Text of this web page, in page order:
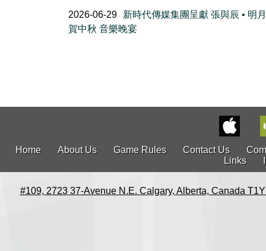
2026-06-29
新時代傳媒集團呈獻 張與辰 • 明
賀中秋 音樂晚宴
Home About Us Game Rules Contact Us
Links
#109, 2723 37-Avenue N.E. Calgary, Alberta, Canada